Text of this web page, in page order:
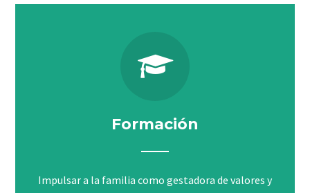
Formación
Impulsar a la familia como gestadora de valores y